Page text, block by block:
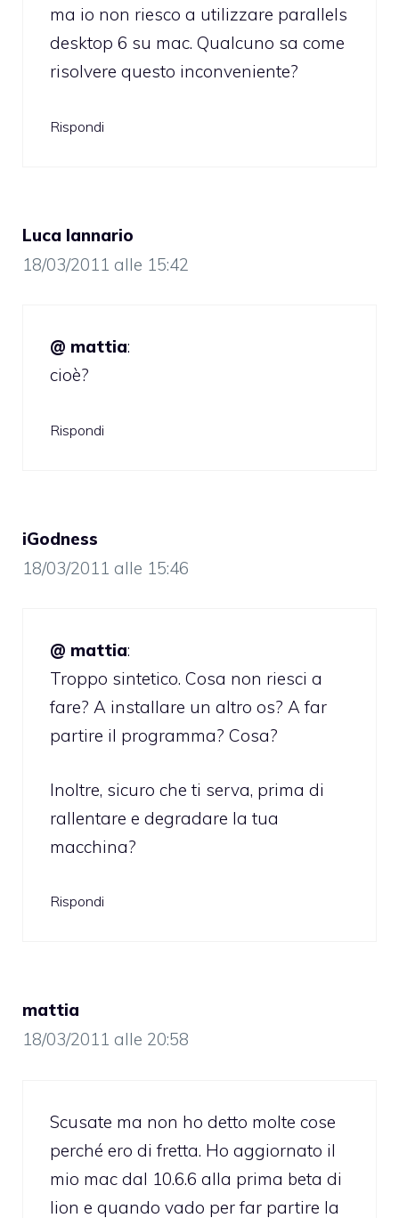
ma io non riesco a utilizzare parallels
desktop 6 su mac. Qualcuno sa come
risolvere questo inconveniente?
Rispondi
Luca Iannario
18/03/2011 alle 15:42
@ mattia:
cioè?
Rispondi
iGodness
18/03/2011 alle 15:46
@ mattia:
Troppo sintetico. Cosa non riesci a
fare? A installare un altro os? A far
partire il programma? Cosa?
Inoltre, sicuro che ti serva, prima di
rallentare e degradare la tua
macchina?
Rispondi
mattia
18/03/2011 alle 20:58
Scusate ma non ho detto molte cose
perché ero di fretta. Ho aggiornato il
mio mac dal 10.6.6 alla prima beta di
lion e quando vado per far partire la